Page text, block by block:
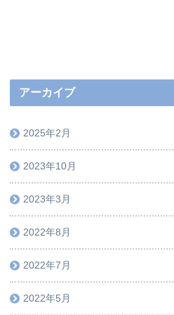
アーカイブ
2025年2月
2023年10月
2023年3月
2022年8月
2022年7月
2022年5月